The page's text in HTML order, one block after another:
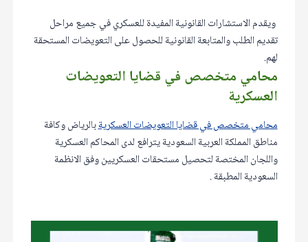
ويقدم الاستشارات القانونية المفيدة للعسكري في جميع مراحل
تقديم الطلب والمتابعة القانونية للحصول على التعويضات المستحقة
لهم.
محامي متخصص في قضايا التعويضات
العسكرية
محامي متخصص في قضايا التعويضات العسكريةبالرياض وكافة
مناطق المملكة العربية السعودية يترافع لدى المحاكم العسكرية
واللجان المختصة لتحصيل مستحقات العسكريين وفق الانظمة
السعودية المطبقة .